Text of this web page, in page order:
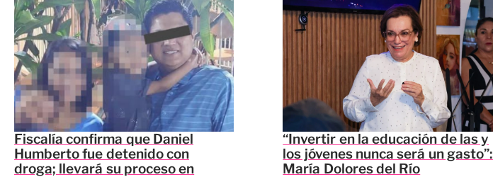
Fiscalía confirma que Daniel
Humberto fue detenido con
droga; llevará su proceso en
“Invertir en la educación de las y
los jóvenes nunca será un gasto”:
María Dolores del Río